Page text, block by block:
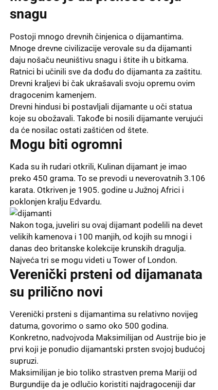
snagu
Postoji mnogo drevnih činjenica o dijamantima.
Mnoge drevne civilizacije verovale su da dijamanti
daju nošaču neuništivu snagu i štite ih u bitkama.
Ratnici bi učinili sve da dođu do dijamanta za zaštitu.
Drevni kraljevi bi čak ukrašavali svoju opremu ovim
dragocenim kamenjem.
Drevni hindusi bi postavljali dijamante u oči statua
koje su obožavali. Takođe bi nosili dijamante verujući
da će nosilac ostati zaštićen od štete.
Mogu biti ogromni
Kada su ih rudari otkrili, Kulinan dijamant je imao
preko 450 grama. To se prevodi u neverovatnih 3.106
karata. Otkriven je 1905. godine u Južnoj Africi i
poklonjen kralju Edvardu.
Nakon toga, juveliri su ovaj dijamant podelili na devet
velikih kamenova i 100 manjih, od kojih su mnogi i
danas deo britanske kolekcije krunskih dragulja.
Najveća tri se mogu videti u Tower of London.
Verenički prsteni od dijamanata
su prilično novi
Verenički prsteni s dijamantima su relativno novijeg
datuma, govorimo o samo oko 500 godina.
Konkretno, nadvojvoda Maksimilijan od Austrije bio je
prvi koji je ponudio dijamantski prsten svojoj budućoj
supruzi.
Maksimilijan je bio toliko strastven prema Mariji od
Burgundije da je odlučio koristiti najdragoceniji dar